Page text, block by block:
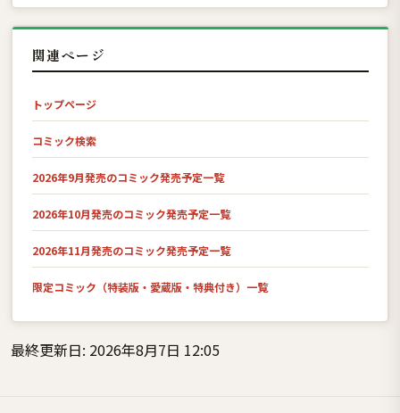
関連ページ
トップページ
コミック検索
2026年9月発売のコミック発売予定一覧
2026年10月発売のコミック発売予定一覧
2026年11月発売のコミック発売予定一覧
限定コミック（特装版・愛蔵版・特典付き）一覧
最終更新日: 2026年8月7日 12:05